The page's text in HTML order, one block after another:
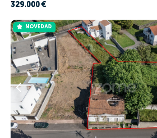
329.000 €
NOVEDAD